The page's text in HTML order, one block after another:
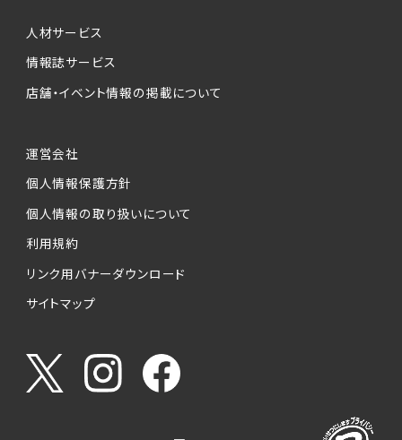
人材サービス
情報誌サービス
店舗・イベント情報の掲載について
運営会社
個人情報保護方針
個人情報の取り扱いについて
利用規約
リンク用バナーダウンロード
サイトマップ